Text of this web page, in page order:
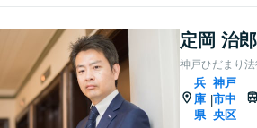
定岡 治郎
神戸ひだまり
兵
庫
県
|
神戸
市中
央区